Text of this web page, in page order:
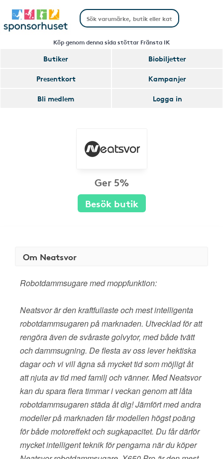
Köp genom denna sida stöttar Fränsta IK
Butiker
Biobiljetter
Presentkort
Kampanjer
Bli medlem
Logga in
Ger 5%
Besök butik
Om Neatsvor
Robotdammsugare med moppfunktion:
Neatsvor är den kraftfullaste och mest intelligenta
robotdammsugaren på marknaden. Utvecklad för att
rengöra även de svåraste golvytor, med både tvätt
och dammsugning. De flesta av oss lever hektiska
dagar och vi vill ägna så mycket tid som möjligt åt
att njuta av tid med familj och vänner. Med Neatsvor
kan du spara flera timmar i veckan genom att låta
robotdammsugaren städa åt dig! Jämfört med andra
modeller på marknaden får modellen högst poäng
för både motoreffekt och sugkapacitet. Du får därför
mycket intelligent teknik för pengarna när du köper